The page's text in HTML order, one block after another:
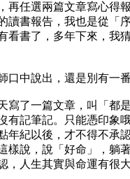
再任選兩篇文章寫心得
讀書報告，我也是從「
看書了，多年下來，我
口中說出，還是別有一番
寫了一篇文章，叫「都
有記筆記。只能憑印象
年紀以後，才不得不承
樣說，說「好命」，躺
，人生其實與命運有很大